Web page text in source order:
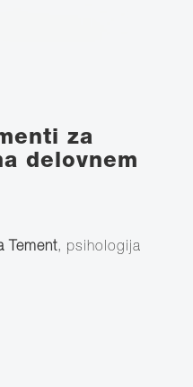
za
delovnem
Tement, psihologija